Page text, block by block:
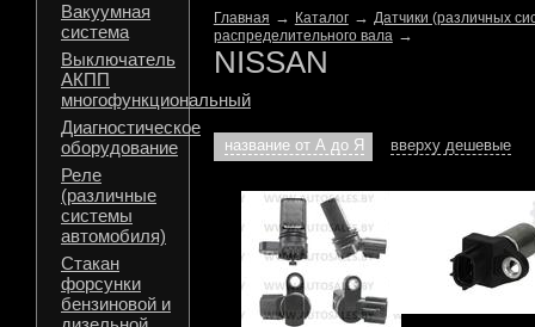
Вакуумная
система
Выключатель
АКПП
многофункциональный
Диагностическое
оборудование
Реле
(различные
системы
автомобиля)
Стакан
форсунки
бензиновой и
Главная → Каталог→ Датчики (различных
распределительного вала→
NISSAN
название от А до Я вверху дешевые